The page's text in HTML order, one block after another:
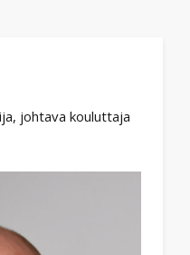
johtava kouluttaja